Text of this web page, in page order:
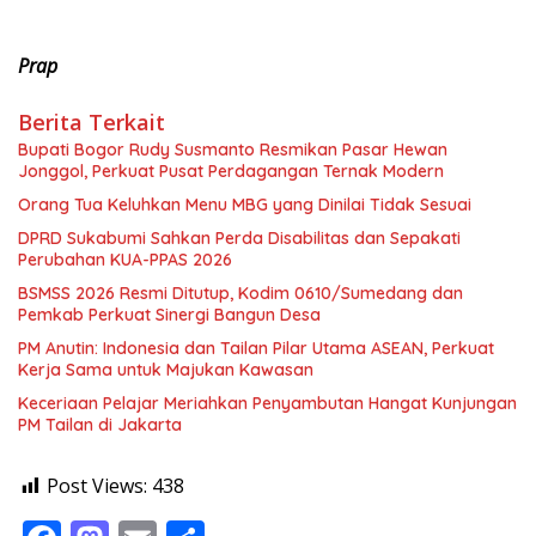
Prap
Berita Terkait
Bupati Bogor Rudy Susmanto Resmikan Pasar Hewan
Jonggol, Perkuat Pusat Perdagangan Ternak Modern
Orang Tua Keluhkan Menu MBG yang Dinilai Tidak Sesuai
DPRD Sukabumi Sahkan Perda Disabilitas dan Sepakati
Perubahan KUA-PPAS 2026
BSMSS 2026 Resmi Ditutup, Kodim 0610/Sumedang dan
Pemkab Perkuat Sinergi Bangun Desa
PM Anutin: Indonesia dan Tailan Pilar Utama ASEAN, Perkuat
Kerja Sama untuk Majukan Kawasan
Keceriaan Pelajar Meriahkan Penyambutan Hangat Kunjungan
PM Tailan di Jakarta
Post Views: 438